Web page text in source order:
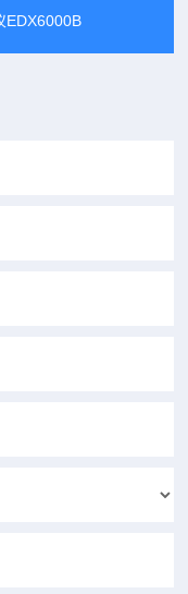
EDX6000B